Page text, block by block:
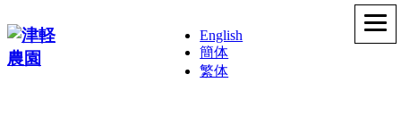
English
簡体
繁体